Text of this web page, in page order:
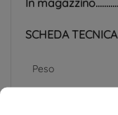
SCHEDA TECNICA
Peso